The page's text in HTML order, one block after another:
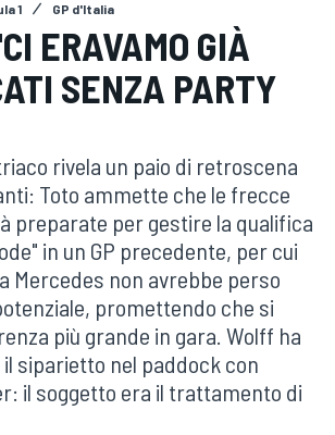
1 GP d'Italia
ERAVAMO GIÀ
SENZA PARTY
rivela un paio di retroscena
Toto ammette che le frecce
preparate per gestire la qualifica
in un GP precedente, per cui
Mercedes non avrebbe perso
promettendo che si
più grande in gara. Wolff ha
siparietto nel paddock con
il soggetto era il trattamento di